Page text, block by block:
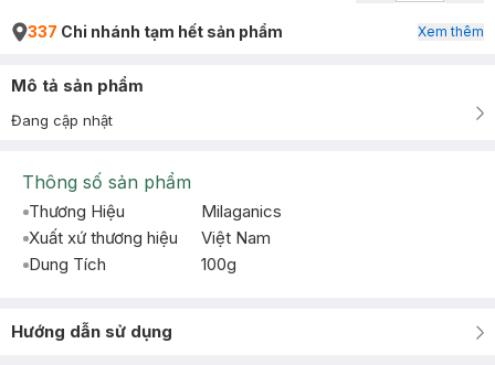
337 Chi nhánh tạm hết sản phẩm Xem thêm
Mô tả sản phẩm
Đang cập nhật
Thông số sản phẩm
Thương Hiệu
Milaganics
Xuất xứ thương hiệu
Việt Nam
Dung Tích
100g
Hướng dẫn sử dụng